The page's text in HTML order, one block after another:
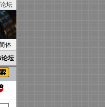
坛
体
论坛